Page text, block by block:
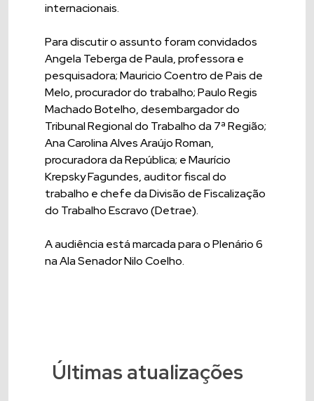
internacionais.
Para discutir o assunto foram convidados
Angela Teberga de Paula, professora e
pesquisadora; Mauricio Coentro de Pais de
Melo, procurador do trabalho; Paulo Regis
Machado Botelho, desembargador do
Tribunal Regional do Trabalho da 7ª Região;
Ana Carolina Alves Araújo Roman,
procuradora da República; e Maurício
Krepsky Fagundes, auditor fiscal do
trabalho e chefe da Divisão de Fiscalização
do Trabalho Escravo (Detrae).
A audiência está marcada para o Plenário 6
na Ala Senador Nilo Coelho.
Últimas atualizações